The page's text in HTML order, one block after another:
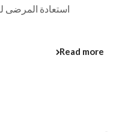
استعادة المرضى
Read more